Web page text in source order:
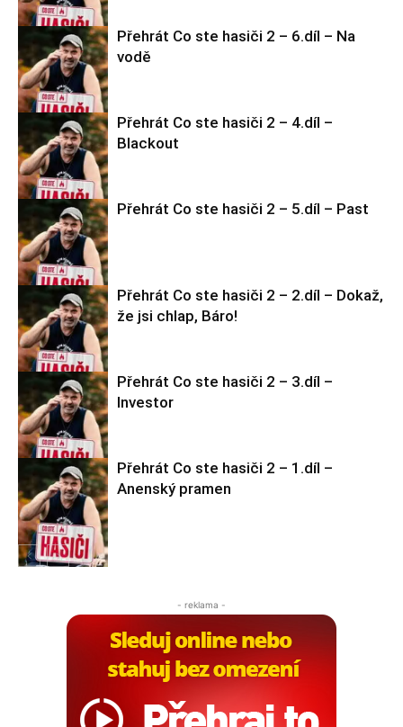
Co ste hasiči 2
Co ste hasiči 2
Přehrát Co ste hasiči 2 – 6.díl – Na
vodě
Co ste hasiči 2
Přehrát Co ste hasiči 2 – 4.díl –
Blackout
Co ste hasiči 2
Přehrát Co ste hasiči 2 – 5.díl – Past
Co ste hasiči 2
Přehrát Co ste hasiči 2 – 2.díl – Dokaž,
že jsi chlap, Báro!
Co ste hasiči 2
Přehrát Co ste hasiči 2 – 3.díl –
Investor
Přehrát Co ste hasiči 2 – 1.díl –
Anenský pramen
- reklama -